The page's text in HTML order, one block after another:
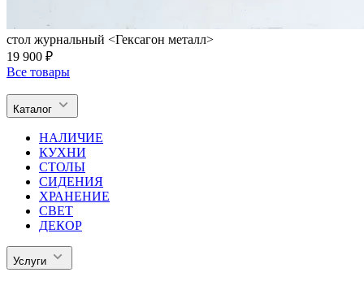
стол журнальный <Гексагон металл>
19 900 ₽
Все товары
Каталог
НАЛИЧИЕ
КУХНИ
СТОЛЫ
СИДЕНИЯ
ХРАНЕНИЕ
СВЕТ
ДЕКОР
Услуги